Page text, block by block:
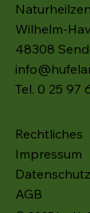
Rechtliches
Impressum
Datenschutz
AGB
Wilhelm-
48308
Tel. 0 25 97